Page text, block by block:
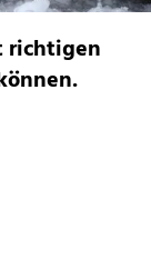
richtigen